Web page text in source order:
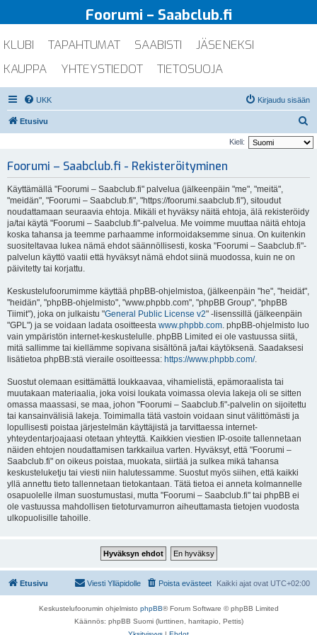
Foorumi – Saabclub.fi
KLUBI TAPAHTUMAT SAABISTI
JÄSENEKSI
KAUPPA
YHTEYSTIEDOT TIETOSUOJA
UKK Kirjaudu sisään
Etusivu
t
Kieli:
Foorumi – Saabclub.fi - Rekisteröityminen
Käyttämällä "Foorumi – Saabclub.fi" palvelua (jälkeenpäin "me", "meitä",
"meidän", "Foorumi – Saabclub.fi", "https://foorumi.saabclub.fi"), sitoudut
noudattamaan seuraavia ehtoja. Mikäli et hyväksy näitä ehtoja, älä rekisteröidy
ja/tai käytä "Foorumi – Saabclub.fi"-palvelua. Me voimme muuttaa näitä ehtoja
koska tahansa ja teemme parhaamme informoidaksemme sinua. On kuitenkin
suositeltavaa lukea nämä ehdot säännöllisesti, koska "Foorumi – Saabclub.fi"-
palvelun käyttö vaatii että hyväksyt nämä ehdot siinä muodossa, kuin ne on
päivitetty tai korjattu.
Keskustelufoorumimme käyttää phpBB-ohjelmistoa, (jälkeenpäin "he", "heidät",
"heidän", "phpBB-ohjelmisto", "www.phpbb.com", "phpBB Group", "phpBB
Tiimit"), joka on julkaistu "General Public License v2" -lisenssillä (jälkeenpäin
"GPL") ja se voidaan ladata osoitteesta www.phpbb.com. phpBB-ohjelmisto luo
vain ympäristön internet-keskustelulle. phpBB Limited ei ole vastuussa siitä,
mitä sallimme tai kiellämme sopivana sisältönä ja/tai käytöksenä. Saadaksesi
lisätietoa phpBB:stä vieraile osoitteessa: https://www.phpbb.com/.
Suostut olemaan esittämättä loukkaavaa, vihamielistä, epämoraalista tai
muutakaan materiaalia, joka voisi loukata voimassa olevia lakeja oli se sitten
omassa maassasi, se maa, johon "Foorumi – Saabclub.fi"-palvelin on sijoitettu
tai kansainvälisiä lakeja. Toimimalla tätä vastoin voidaan sinut välittömästi ja
lopullisesti poistaa järjestelmän käyttäjistä ja tarvittaessa internet-
yhteydentarjoajaasi otetaan yhteyttä. Kaikkien viestien IP-osoite tallennetaan
näiden ehtojen noudattamisen tarkkailua varten. Hyväksyt, että "Foorumi –
Saabclub.fi" on oikeus poistaa, muokata, siirtää ja sulkea mikä tahansa
keskusteluketju tai viesti niin halutessamme. Suostut myös siihen, että kaikki
yllä annettu tieto tallennetaan tietokantaan. Tätä tietoa ei anneta kolmannelle
osapuolelle ilman suostumustasi, mutta "Foorumi – Saabclub.fi" tai phpBB ei
ole vastuussa mahdollisen tietoturvamurron aiheuttamasta tietojen vuodosta
ulkopuolisille tahoille.
Etusivu Kaikki ajat ovat UTC+02:00
Poista evästeet
Viesti Ylläpidolle
Keskustelufoorumin ohjelmisto phpBB® Forum Software © phpBB Limited
Käännös: phpBB Suomi (lurttinen, harritapio, Pettis)